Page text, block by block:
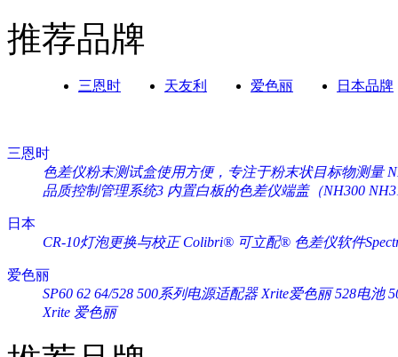
推荐品牌
三恩时 天友利 爱色丽 日本品牌
三恩时
色差仪粉末测试盒使用方便，专注于粉末状目标物测量
品质控制管理系统3 内置白板的色差仪端盖（NH300
日本
CR-10灯泡更换与校正 Colibri® 可立配® 色差仪软件
爱色丽
SP60 62 64/528 500系列电源适配器 Xrite爱色丽 528电池
Xrite 爱色丽